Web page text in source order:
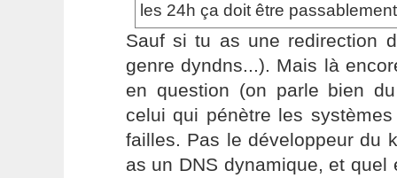
les 24h ça doit être
Sauf si tu as une redirection
genre dyndns...). Mais là
en question (on parle bien
celui qui pénètre les
failles. Pas le développeur du
as un DNS dynamique, et quel